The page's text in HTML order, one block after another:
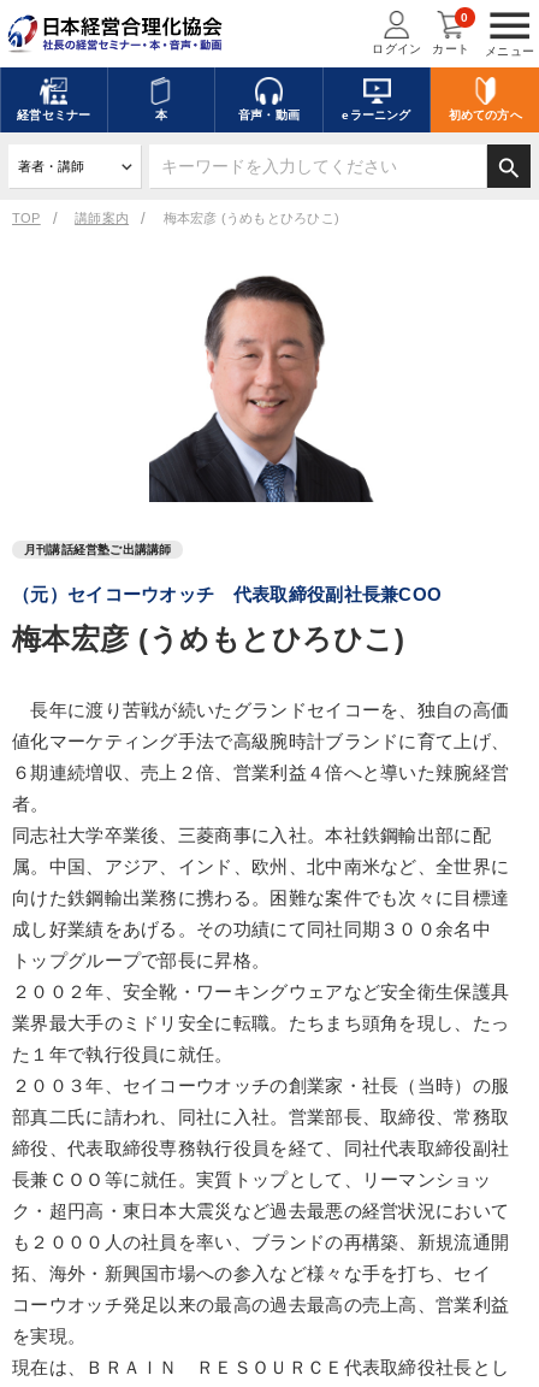
menu
メニュー
ログイン カート
0
経営セミナー 本 音声・動画 eラーニング 初めての方へ
search
TOP 講師案内 梅本宏彦 (うめもとひろひこ)
月刊講話経営塾ご出講講師
（元）セイコーウオッチ 代表取締役副社長兼COO
梅本宏彦 (うめもとひろひこ)
長年に渡り苦戦が続いたグランドセイコーを、独自の高価
値化マーケティング手法で高級腕時計ブランドに育て上げ、
６期連続増収、売上２倍、営業利益４倍へと導いた辣腕経営
者。
同志社大学卒業後、三菱商事に入社。本社鉄鋼輸出部に配
属。中国、アジア、インド、欧州、北中南米など、全世界に
向けた鉄鋼輸出業務に携わる。困難な案件でも次々に目標達
成し好業績をあげる。その功績にて同社同期３００余名中
トップグループで部長に昇格。
２００２年、安全靴・ワーキングウェアなど安全衛生保護具
業界最大手のミドリ安全に転職。たちまち頭角を現し、たっ
た１年で執行役員に就任。
２００３年、セイコーウオッチの創業家・社長（当時）の服
部真二氏に請われ、同社に入社。営業部長、取締役、常務取
締役、代表取締役専務執行役員を経て、同社代表取締役副社
長兼ＣＯＯ等に就任。実質トップとして、リーマンショッ
ク・超円高・東日本大震災など過去最悪の経営状況において
も２０００人の社員を率い、ブランドの再構築、新規流通開
拓、海外・新興国市場への参入など様々な手を打ち、セイ
コーウオッチ発足以来の最高の過去最高の売上高、営業利益
を実現。
現在は、ＢＲＡＩＮ ＲＥＳＯＵＲＣＥ代表取締役社長とし